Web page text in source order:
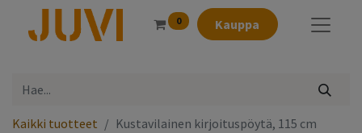
0 Kauppa
Kaikki tuotteet Kustavilainen kirjoituspöytä, 115 cm